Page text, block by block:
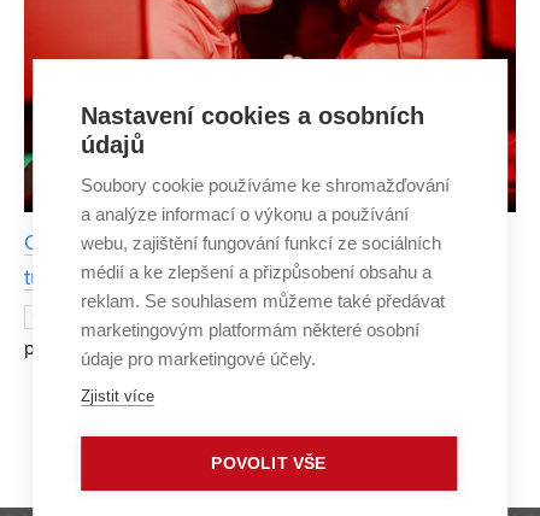
Omegabee, bazilisek2 a další hrdinové. České kolo
turnaje League of Legends ovládl tým z VUT
Počítačová hra League of Legends je
populární po celém světě. Měsíčně se do online bojové
Zobrazit více
Nastavení cookies a osobních
údajů
Soubory cookie používáme ke shromažďování
a analýze informací o výkonu a používání
webu, zajištění fungování funkcí ze sociálních
médií a ke zlepšení a přizpůsobení obsahu a
reklam. Se souhlasem můžeme také předávat
marketingovým platformám některé osobní
údaje pro marketingové účely.
Zjistit více
POVOLIT VŠE